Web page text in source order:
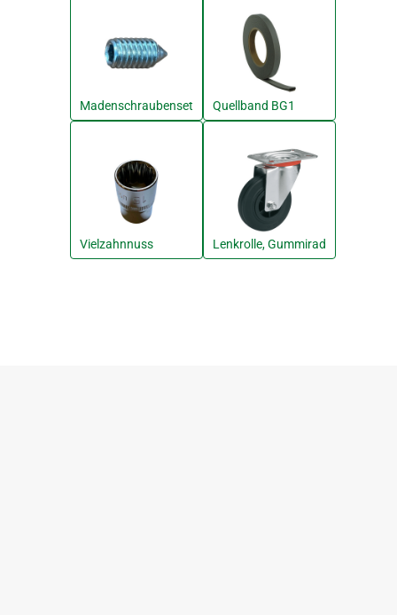
Madenschraubenset Quellband BG1
Vielzahnnuss Lenkrolle, Gummirad